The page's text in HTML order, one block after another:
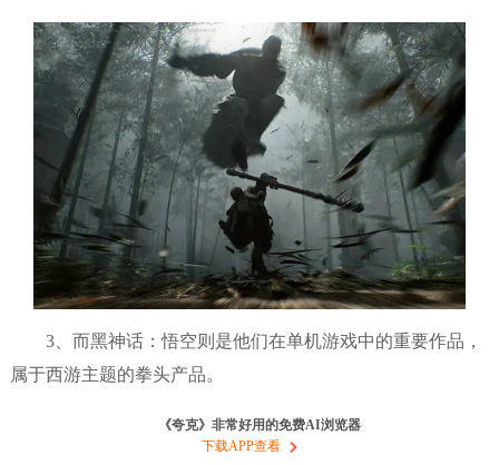
3、而黑神话：悟空则是他们在单机游戏中的重要作品，
属于西游主题的拳头产品。
《夸克》非常好用的免费AI浏览器
下载APP查看